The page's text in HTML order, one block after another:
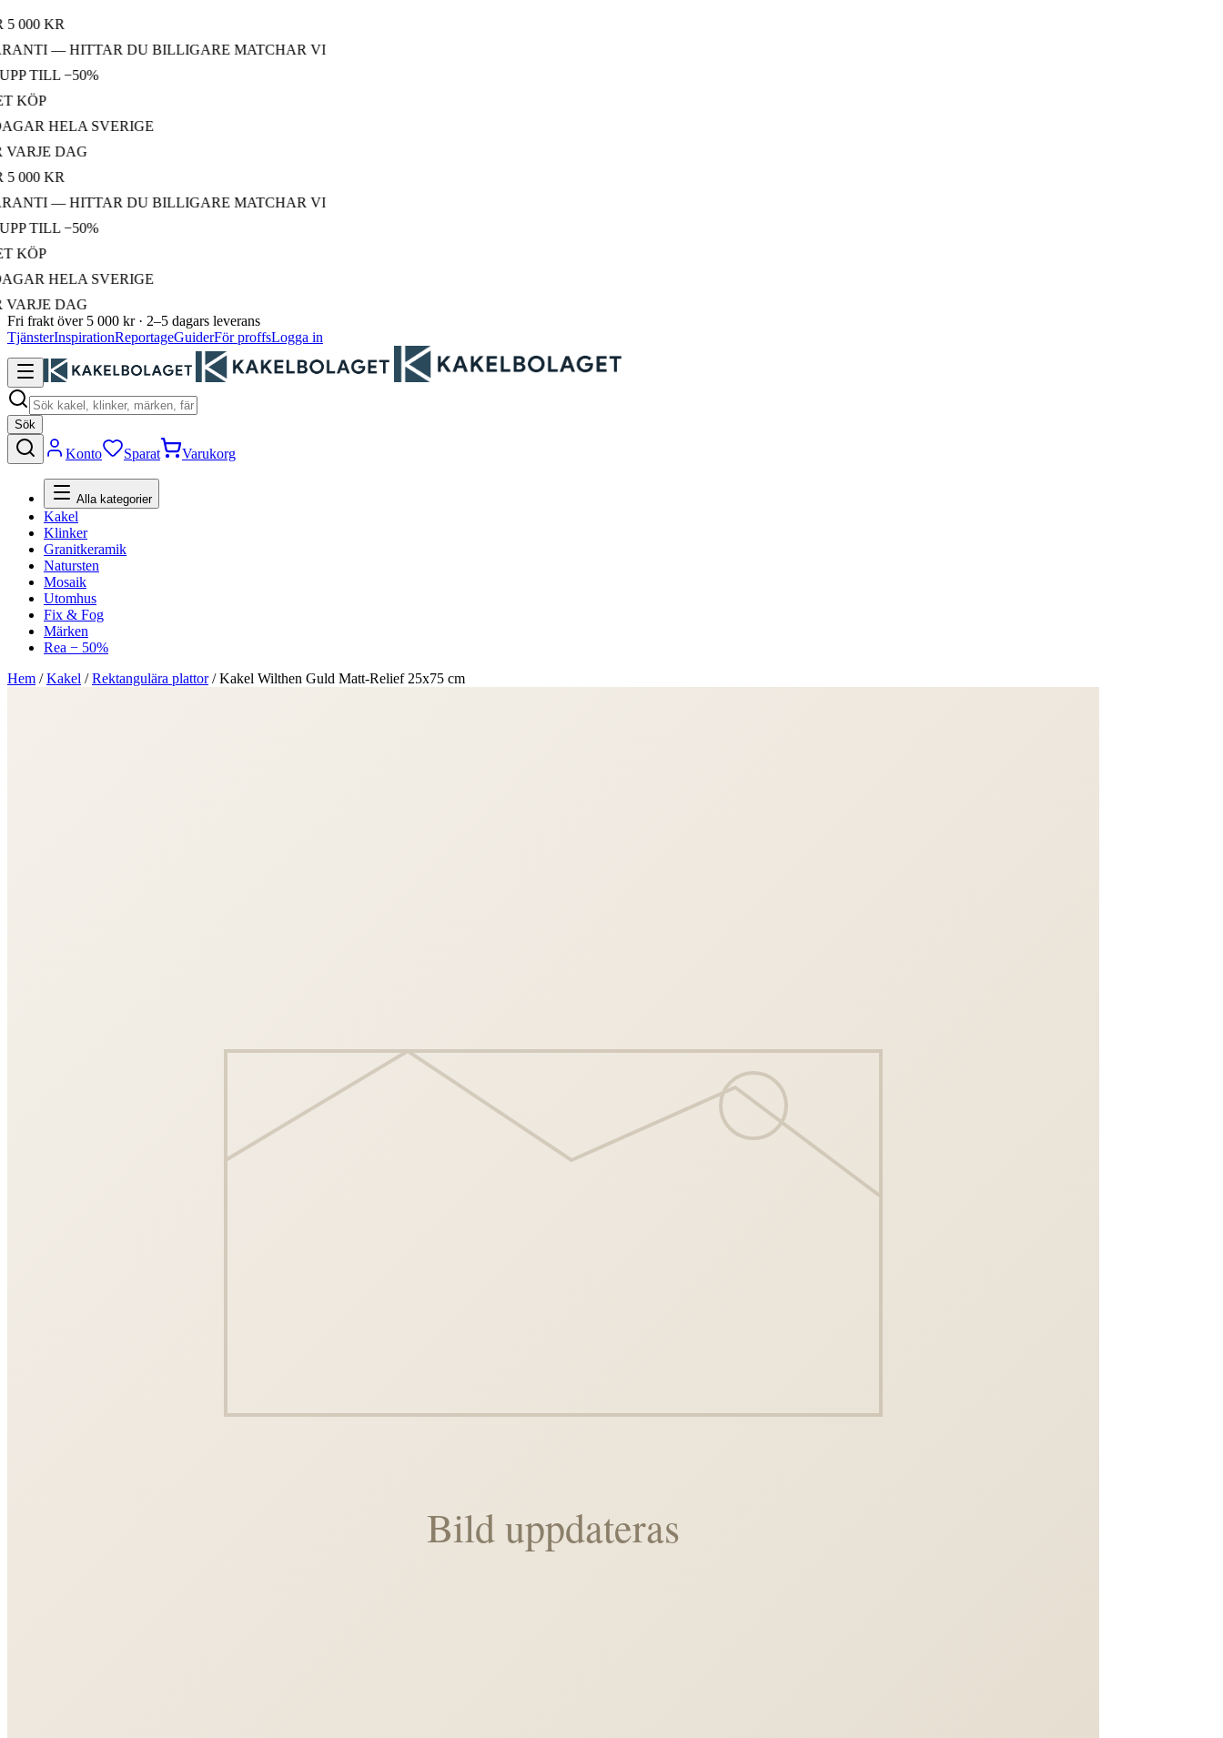
KR
— HITTAR DU BILLIGARE MATCHAR VI
TILL −50%
HELA SVERIGE
DAG
KR
— HITTAR DU BILLIGARE MATCHAR VI
TILL −50%
HELA SVERIGE
DAG
Fri frakt över 5 000 kr · 2–5 dagars leverans
TjänsterInspirationReportageGuiderFör proffsLogga in
Sök
Konto Sparat Varukorg
Alla kategorier
Kakel
Klinker
Granitkeramik
Natursten
Mosaik
Utomhus
Fix & Fog
Märken
Rea − 50%
Hem /Kakel /Rektangulära plattor/Kakel Wilthen Guld Matt-Relief 25x75 cm